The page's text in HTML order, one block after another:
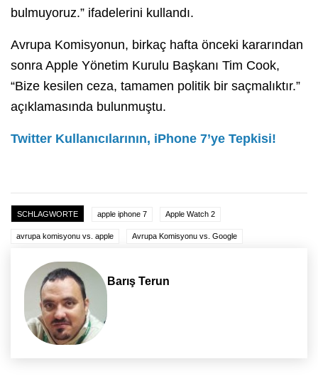
bulmuyoruz.” ifadelerini kullandı.
Avrupa Komisyonun, birkaç hafta önceki kararından
sonra Apple Yönetim Kurulu Başkanı Tim Cook,
“Bize kesilen ceza, tamamen politik bir saçmalıktır.”
açıklamasında bulunmuştu.
Twitter Kullanıcılarının, iPhone 7’ye Tepkisi!
SCHLAGWORTE apple iphone 7 Apple Watch 2
avrupa komisyonu vs. apple Avrupa Komisyonu vs. Google
Barış Terun